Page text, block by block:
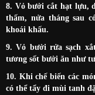
8. Vỏ bưởi cắt hạt lựu,
thấm, nửa tháng sau
khoái khấu.
9. Vỏ bưởi rửa sạch
tương sốt bưởi ăn như
10. Khi chế biến các
có thể tẩy đi mùi tanh